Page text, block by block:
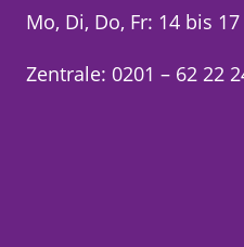
Mo, Di, Do, Fr: 14 bis
Zentrale: 0201 – 62 22